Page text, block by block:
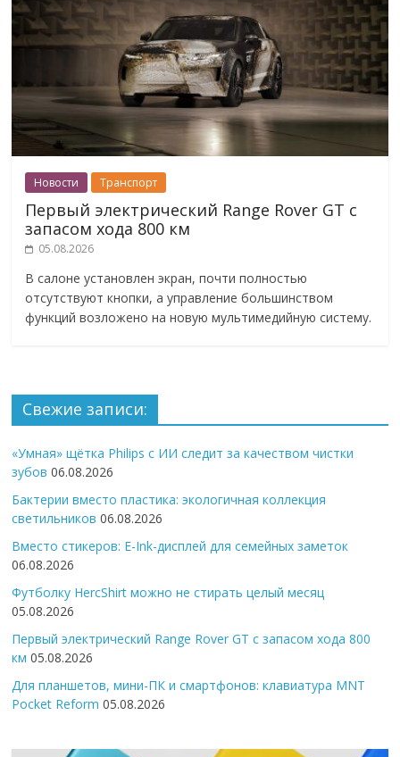
Новости Транспорт
Первый электрический Range Rover GT с
запасом хода 800 км
05.08.2026
В салоне установлен экран, почти полностью
отсутствуют кнопки, а управление большинством
функций возложено на новую мультимедийную систему.
Свежие записи:
«Умная» щётка Philips с ИИ следит за качеством чистки
зубов 06.08.2026
Бактерии вместо пластика: экологичная коллекция
светильников 06.08.2026
Вместо стикеров: E-Ink-дисплей для семейных заметок
06.08.2026
Футболку HercShirt можно не стирать целый месяц
05.08.2026
Первый электрический Range Rover GT с запасом хода 800
км 05.08.2026
Для планшетов, мини-ПК и смартфонов: клавиатура MNT
Pocket Reform 05.08.2026